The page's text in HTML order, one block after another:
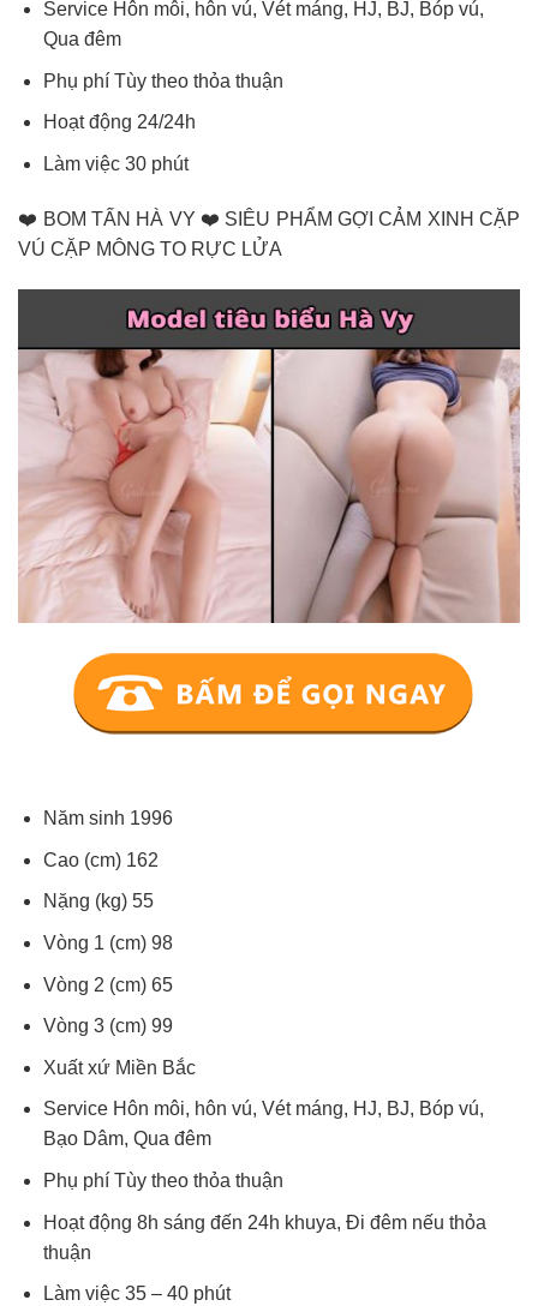
Service Hôn môi, hôn vú, Vét máng, HJ, BJ, Bóp vú,
Qua đêm
Phụ phí Tùy theo thỏa thuận
Hoạt động 24/24h
Làm việc 30 phút
❤️ BOM TẤN HÀ VY ❤️ SIÊU PHẨM GỢI CẢM XINH CẶP
VÚ CẶP MÔNG TO RỰC LỬA
Năm sinh 1996
Cao (cm) 162
Nặng (kg) 55
Vòng 1 (cm) 98
Vòng 2 (cm) 65
Vòng 3 (cm) 99
Xuất xứ Miền Bắc
Service Hôn môi, hôn vú, Vét máng, HJ, BJ, Bóp vú,
Bạo Dâm, Qua đêm
Phụ phí Tùy theo thỏa thuận
Hoạt động 8h sáng đến 24h khuya, Đi đêm nếu thỏa
thuận
Làm việc 35 – 40 phút